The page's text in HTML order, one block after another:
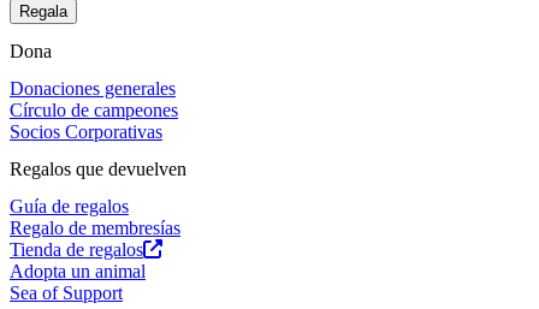
Regala
Dona
Donaciones generales
Círculo de campeones
Socios Corporativas
Regalos que devuelven
Guía de regalos
Regalo de membresías
Tienda de regalos
Adopta un animal
Sea of Support